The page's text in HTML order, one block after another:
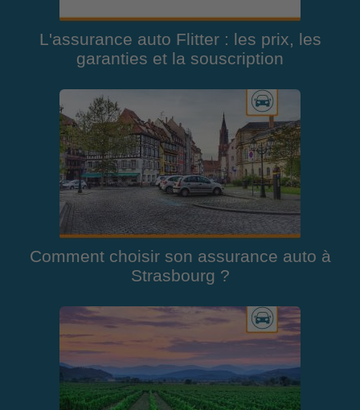
L'assurance auto Flitter : les prix, les
garanties et la souscription
Comment choisir son assurance auto à
Strasbourg ?